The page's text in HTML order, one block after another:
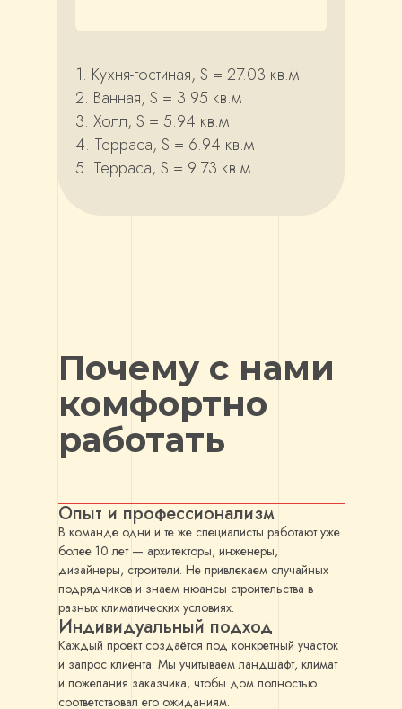
1. Кухня-гостиная, S = 27.03 кв.м
2. Ванная, S = 3.95 кв.м
3. Холл, S = 5.94 кв.м
4. Терраса, S = 6.94 кв.м
5. Терраса, S = 9.73 кв.м
Почему с нами
комфортно
работать
Опыт и профессионализм
В команде одни и те же специалисты работают уже
более 10 лет — архитекторы, инженеры,
дизайнеры, строители. Не привлекаем случайных
подрядчиков и знаем нюансы строительства в
разных климатических условиях.
Индивидуальный подход
Каждый проект создаётся под конкретный участок
и запрос клиента. Мы учитываем ландшафт, климат
и пожелания заказчика, чтобы дом полностью
соответствовал его ожиданиям.